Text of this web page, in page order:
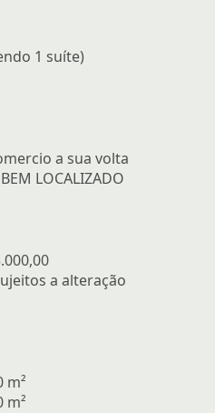
1 suíte)
a sua volta
LOCALIZADO
a alteração
m²
m²